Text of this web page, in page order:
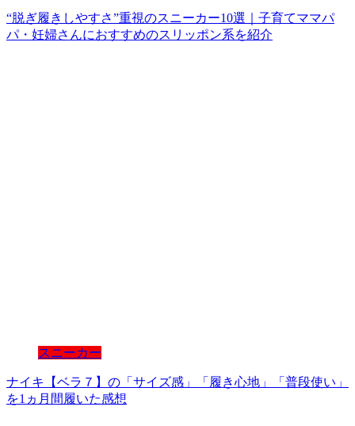
“脱ぎ履きしやすさ”重視のスニーカー10選｜子育てママパ
パ・妊婦さんにおすすめのスリッポン系を紹介
スニーカー
ナイキ【ベラ７】の「サイズ感」「履き心地」「普段使い」
を1ヵ月間履いた感想